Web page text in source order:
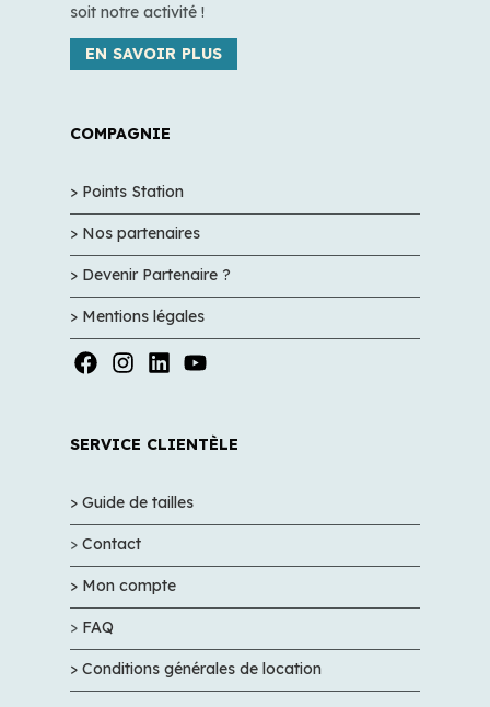
soit notre activité !
EN SAVOIR PLUS
COMPAGNIE
> Points Station
> Nos partenaires
> Devenir Partenaire ?
> Mentions légales
SERVICE CLIENTÈLE
> Guide de tailles
> Contact
> Mon compte
> FAQ
> Conditions générales de location